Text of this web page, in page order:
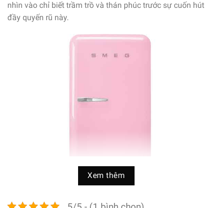
nhìn vào chỉ biết trầm trồ và thán phúc trước sự cuốn hút
đầy quyến rũ này.
Xem thêm